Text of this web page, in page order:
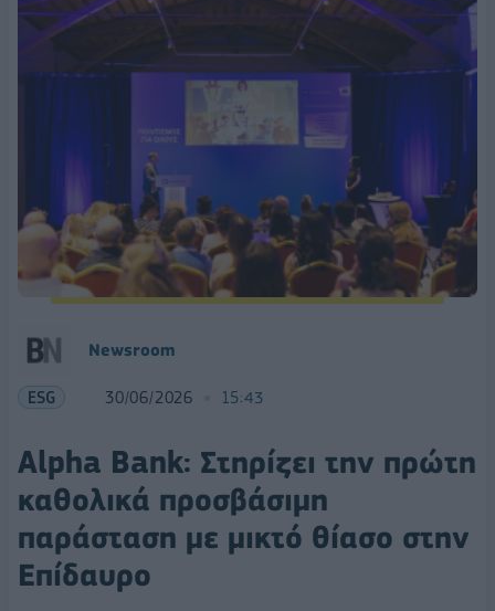
Νewsroom
ESG 30/06/2026 15:43
Alpha Bank: Στηρίζει την πρώτη
καθολικά προσβάσιμη
παράσταση με μικτό θίασο στην
Επίδαυρο